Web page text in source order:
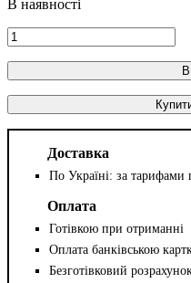
Доставка
По Україні: за тарифами
Оплата
Готівкою при отриманні
Оплата банківською
Безготівковий